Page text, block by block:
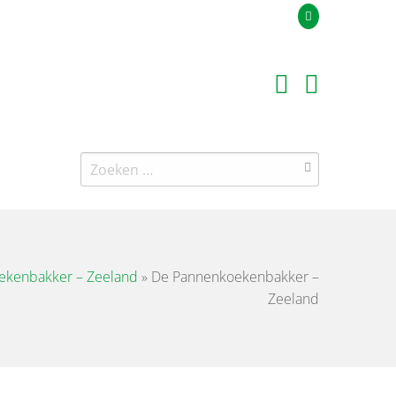
Zoeken
naar:
– Zeeland » De Pannenkoekenbakker –
Zeeland